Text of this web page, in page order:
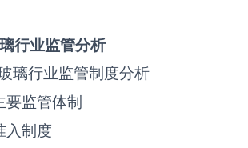
行业监管分析
璃‌‌‌‌‌‌‌‌‌‌‌‌‌行业监管制度分析
要监管体制
入制度